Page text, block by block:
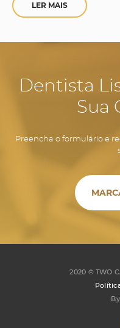
LER MAIS
Dentista
Sua
Preencha o formulário e
2020 ©TWO
By